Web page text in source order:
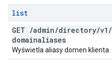
list
GET /admin/directory/v1 /
domainaliases
Wyświetla aliasy domen klienta.